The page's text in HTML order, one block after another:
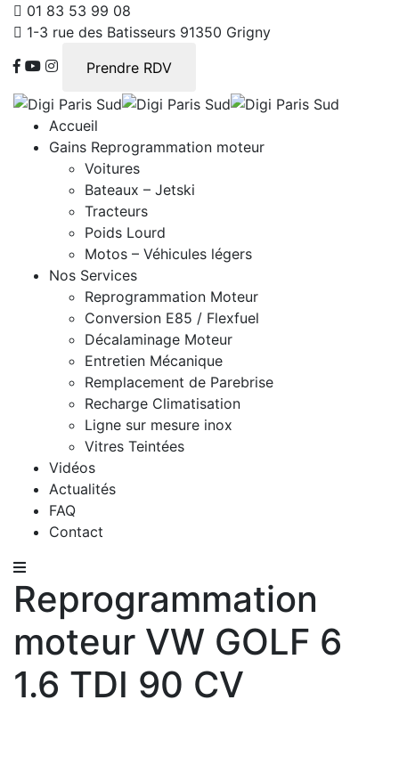
01 83 53 99 08
1-3 rue des Batisseurs 91350 Grigny
Prendre RDV
Accueil
Gains Reprogrammation moteur
Voitures
Bateaux – Jetski
Tracteurs
Poids Lourd
Motos – Véhicules légers
Nos Services
Reprogrammation Moteur
Conversion E85 / Flexfuel
Décalaminage Moteur
Entretien Mécanique
Remplacement de Parebrise
Recharge Climatisation
Ligne sur mesure inox
Vitres Teintées
Vidéos
Actualités
FAQ
Contact
Reprogrammation
moteur VW GOLF 6
1.6 TDI 90 CV